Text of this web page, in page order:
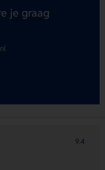
je graag
9.4